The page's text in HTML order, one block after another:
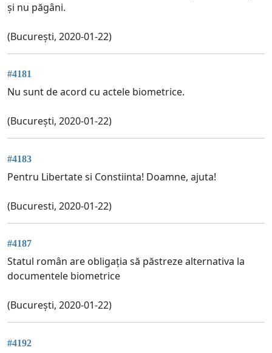
și nu păgâni.
(București, 2020-01-22)
#4181
Nu sunt de acord cu actele biometrice.
(București, 2020-01-22)
#4183
Pentru Libertate si Constiinta! Doamne, ajuta!
(Bucuresti, 2020-01-22)
#4187
Statul român are obligația să păstreze alternativa la
documentele biometrice
(București, 2020-01-22)
#4192